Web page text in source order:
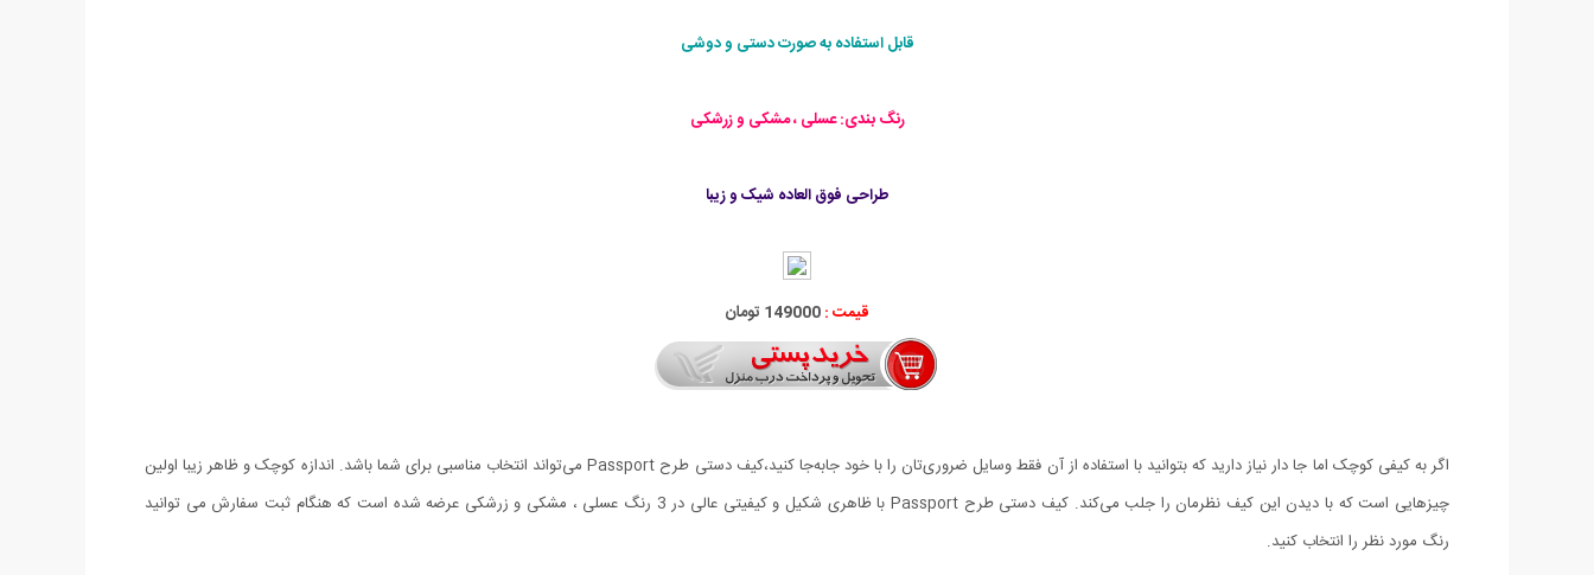
قابل استفاده به صورت دستی و دوشی
رنگ بندی: عسلی ، مشکی و زرشکی
طراحی فوق العاده شیک و زیبا
قیمت :149000 تومان
اگر به کیفی کوچک اما جا دار نیاز دارید که بتوانید با استفاده از آن فقط وسایل ضروری‌تان را با خود جابه‌جا کنید،کیف دستی طرح Passport می‌تواند انتخاب مناسبی برای شما باشد. اندازه کوچک و ظاهر زیبا اولین
چیزهایی است که با دیدن این کیف نظرمان را جلب می‌کند. کیف دستی طرح Passport با ظاهری شکیل و کیفیتی عالی در 3 رنگ عسلی ، مشکی و زرشکی عرضه شده است که هنگام ثبت سفارش می توانید
رنگ مورد نظر را انتخاب کنید.